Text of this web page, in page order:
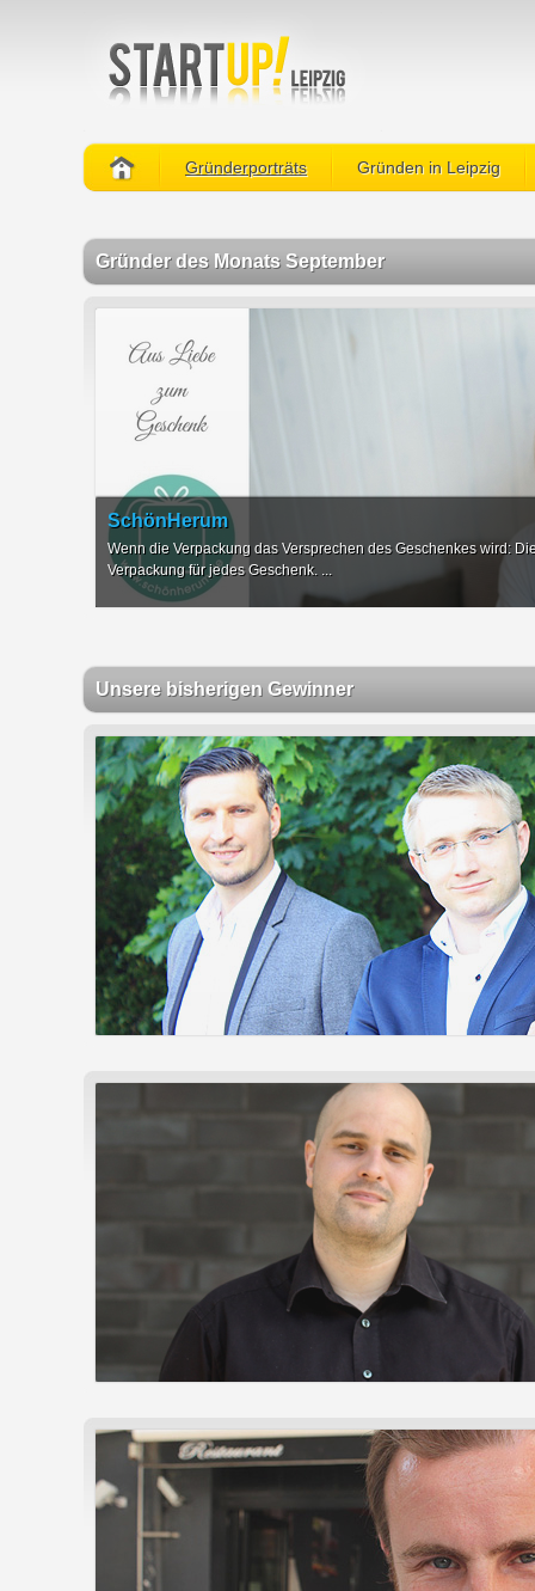
Gründerporträts Gründen in Leipzig
Gründer des Monats September
SchönHerum
Wenn die Verpackung das Versprechen des Geschenkes wird:
Verpackung für jedes Geschenk. ...
Unsere bisherigen Gewinner